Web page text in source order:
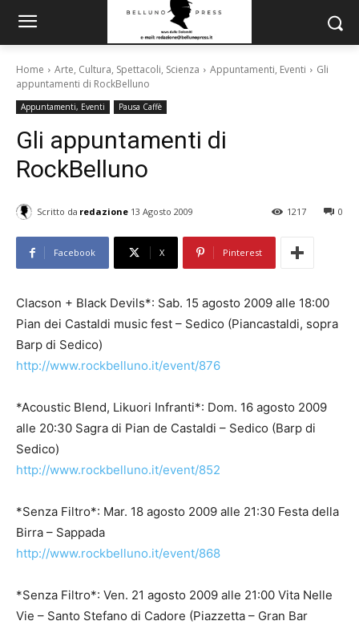
Home Arte, Cultura, Spettacoli, Scienza Appuntamenti, Eventi
Gli
appuntamenti di RockBelluno
Appuntamenti, Eventi Pausa Caffè
Gli appuntamenti di
RockBelluno
Scritto da redazione 13 Agosto 2009 0
1217
Facebook X Pinterest
Clacson + Black Devils*: Sab. 15 agosto 2009 alle 18:00
Pian dei Castaldi music fest – Sedico (Piancastaldi, sopra
Barp di Sedico)
http://www.rockbelluno.it/event/876
*Acoustic Blend, Likuori Infranti*: Dom. 16 agosto 2009
alle 20:30 Sagra di Pian de Castaldi – Sedico (Barp di
Sedico)
http://www.rockbelluno.it/event/852
*Senza Filtro*: Mar. 18 agosto 2009 alle 21:30 Festa della
Birra – Sappada
http://www.rockbelluno.it/event/868
*Senza Filtro*: Ven. 21 agosto 2009 alle 21:00 Vita Nelle
Vie – Santo Stefano di Cadore (Piazzetta – Gran Bar